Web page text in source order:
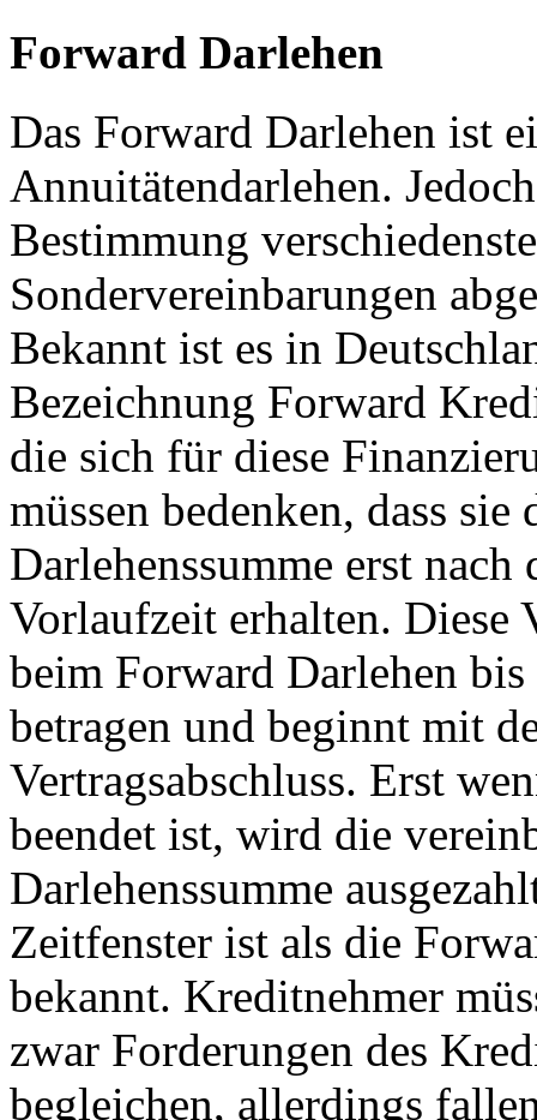
Forward Darlehen
Das Forward Darlehen ist
Annuitätendarlehen.
Bestimmung
Sondervereinbarungen
Bekannt ist es in
Bezeichnung Forward
die sich für diese
müssen bedenken, dass sie
Darlehenssumme erst nach
Vorlaufzeit erhalten. Diese
beim Forward Darlehen
betragen und beginnt mit
Vertragsabschluss. Erst
beendet ist, wird die
Darlehenssumme
Zeitfenster ist als die
bekannt. Kreditnehmer
zwar Forderungen des
begleichen, allerdings